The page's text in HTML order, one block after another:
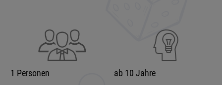
1 Personen ab 10 Jahre